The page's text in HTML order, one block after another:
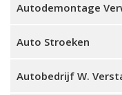
Autodemontage
Auto Stroeken
Autobedrijf W.